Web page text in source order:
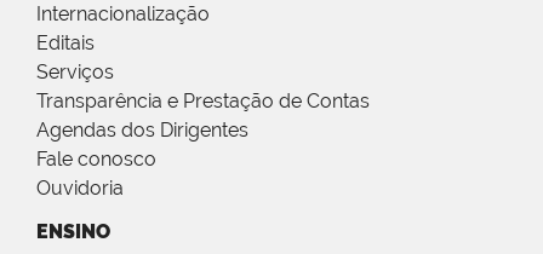
Internacionalização
Editais
Serviços
Transparência e Prestação de Contas
Agendas dos Dirigentes
Fale conosco
Ouvidoria
ENSINO